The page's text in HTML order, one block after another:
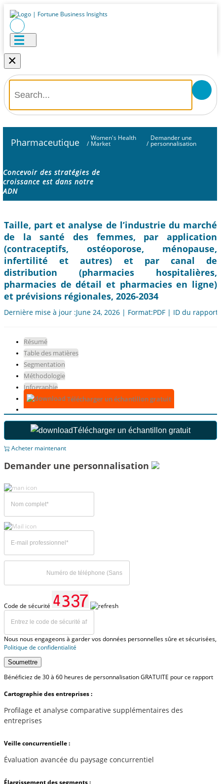
×
Pharmaceutique /
Women's Health
Market /
Demander une
personnalisation
Concevoir des stratégies de
croissance est dans notre
ADN
Taille, part et analyse de l’industrie du marché
de la santé des femmes, par application
(contraceptifs, ostéoporose, ménopause,
infertilité et autres) et par canal de
distribution (pharmacies hospitalières,
pharmacies de détail et pharmacies en ligne)
et prévisions régionales, 2026-2034
Dernière mise à jour :June 24, 2026 | Format:PDF | ID du
Résumé
Table des matières
Segmentation
Méthodologie
Infographie
Télécharger un échantillon gratuit
Télécharger un échantillon gratuit
Acheter maintenant
Demander une personnalisation
Code de sécurité
Nous nous engageons à garder vos données personnelles sûre et sécurisées,
Politique de confidentialité
Soumettre
Bénéficiez de 30 à 60 heures de personnalisation GRATUITE pour ce rapport
Cartographie des entreprises :
Profilage et analyse comparative supplémentaires des
entreprises
Veille concurrentielle :
Évaluation avancée du paysage concurrentiel
Élargissement des segments :